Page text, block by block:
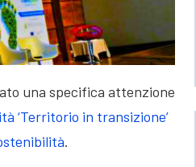
una specifica attenzione
‘Territorio in transizione’
.